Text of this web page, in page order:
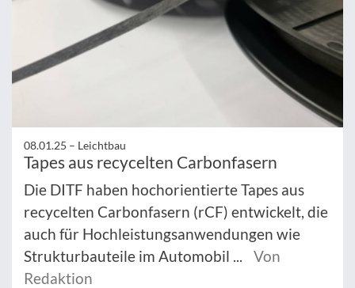
08.01.25 – Leichtbau
Tapes aus recycelten Carbonfasern
Die DITF haben hochorientierte Tapes aus
recycelten Carbonfasern (rCF) entwickelt, die
auch für Hochleistungsanwendungen wie
Strukturbauteile im Automobil ...
Von
Redaktion